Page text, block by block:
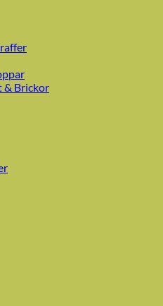
& Brickor